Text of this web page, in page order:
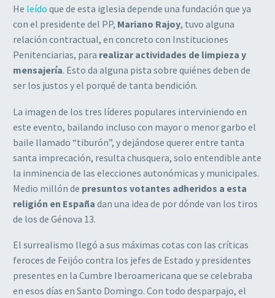
He leído que de esta iglesia depende una fundación que ya
con el presidente del PP, Mariano Rajoy, tuvo alguna
relación contractual, en concreto con Instituciones
Penitenciarias, para realizar actividades de limpieza y
mensajería. Esto da alguna pista sobre quiénes deben de
ser los justos y el porqué de tanta bendición.
La imagen de los tres líderes populares interviniendo en
este evento, bailando incluso con mayor o menor garbo el
baile llamado “tiburón”, y dejándose querer entre tanta
santa imprecación, resulta chusquera, solo entendible ante
la inminencia de las elecciones autonómicas y municipales.
Medio millón de presuntos votantes adheridos a esta
religión en España dan una idea de por dónde van los tiros
de los de Génova 13.
El surrealismo llegó a sus máximas cotas con las críticas
feroces de Feijóo contra los jefes de Estado y presidentes
presentes en la Cumbre Iberoamericana que se celebraba
en esos días en Santo Domingo. Con todo desparpajo, el